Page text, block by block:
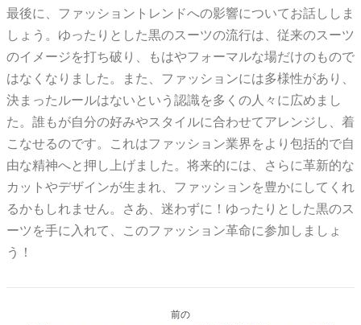
最後に、ファッショントレンドへの影響についてお話ししま
しょう。ゆったりとした黒のスーツの流行は、従来のスーツ
のイメージを打ち破り、もはやフォーマルな場だけのもので
はなくなりました。また、ファッションには多様性があり、
決まったルールはないという認識を多くの人々に広めまし
た。誰もが自分の好みやスタイルに合わせてアレンジし、着
こなせるのです。これはファッション業界をより包括的で自
由な精神へと押し上げました。将来的には、さらに革新的な
カットやデザインが生まれ、ファッションを豊かにしてくれ
るかもしれません。さあ、迷わずに！ゆったりとした黒のス
ーツを手に入れて、このファッション革命に参加しましょ
う！
前の